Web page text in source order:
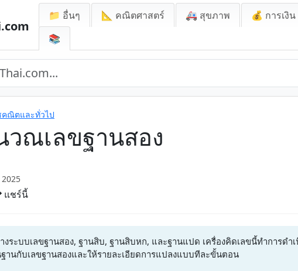
📁 อื่นๆ 📐 คณิตศาสตร์ 🚑 สุขภาพ 💰 การเงิน
📚
ณิตและทั่วไป
วณเลขฐานสอง
แชร์นี้
ระบบเลขฐานสอง, ฐานสิบ, ฐานสิบหก, และฐานแปด เครื่องคิดเลขนี้ทำการดำ
นกับเลขฐานสองและให้รายละเอียดการแปลงแบบทีละขั้นตอน